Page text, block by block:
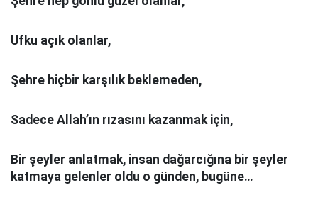
Ufku açık olanlar,
Şehre hiçbir karşılık beklemeden,
Sadece Allah’ın rızasını kazanmak için,
Bir şeyler anlatmak, insan dağarcığına bir şeyler
katmaya gelenler oldu o günden, bugüne…